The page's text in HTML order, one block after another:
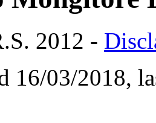
2012 -
16/03/2018,